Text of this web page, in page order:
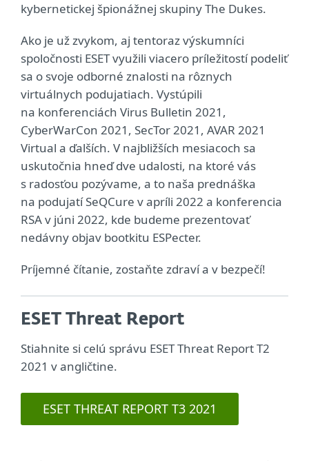
kybernetickej špionážnej skupiny The Dukes.
Ako je už zvykom, aj tentoraz výskumníci
spoločnosti ESET využili viacero príležitostí podeliť
sa o svoje odborné znalosti na rôznych
virtuálnych podujatiach. Vystúpili
na konferenciách Virus Bulletin 2021,
CyberWarCon 2021, SecTor 2021, AVAR 2021
Virtual a ďalších. V najbližších mesiacoch sa
uskutočnia hneď dve udalosti, na ktoré vás
s radosťou pozývame, a to naša prednáška
na podujatí SeQCure v apríli 2022 a konferencia
RSA v júni 2022, kde budeme prezentovať
nedávny objav bootkitu ESPecter.
Príjemné čítanie, zostaňte zdraví a v bezpečí!
ESET Threat Report
Stiahnite si celú správu ESET Threat Report T2
2021 v angličtine.
ESET THREAT REPORT T3 2021